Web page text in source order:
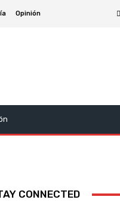
Opinión
CONNECTED